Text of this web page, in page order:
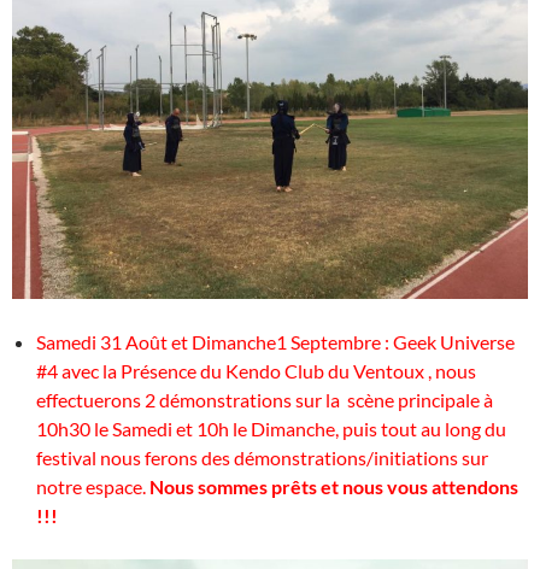
Samedi 31 Août et Dimanche1 Septembre : Geek Universe
#4 avec la Présence du Kendo Club du Ventoux , nous
effectuerons 2 démonstrations sur la scène principale à
10h30 le Samedi et 10h le Dimanche, puis tout au long du
festival nous ferons des démonstrations/initiations sur
notre espace. Nous sommes prêts et nous vous attendons
!!!